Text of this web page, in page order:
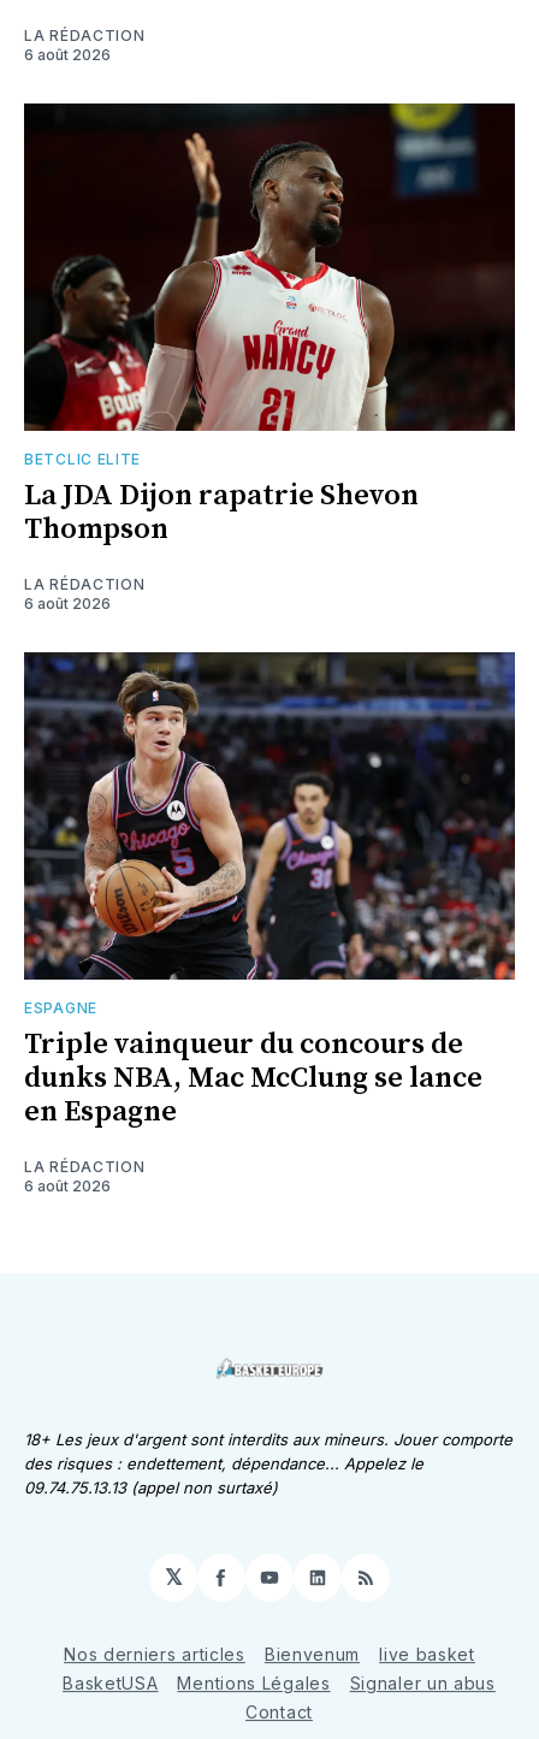
LA RÉDACTION
6 août 2026
BETCLIC ELITE
La JDA Dijon rapatrie Shevon
Thompson
LA RÉDACTION
6 août 2026
ESPAGNE
Triple vainqueur du concours de
dunks NBA, Mac McClung se lance
en Espagne
LA RÉDACTION
6 août 2026
18+ Les jeux d'argent sont interdits aux mineurs. Jouer comporte
des risques : endettement, dépendance... Appelez le
09.74.75.13.13 (appel non surtaxé)
𝕏 Facebook
YouTube
LinkedIn
RSS
Nos derniers articles Bienvenum
live basket
BasketUSA
Mentions Légales
Signaler un abus
Contact